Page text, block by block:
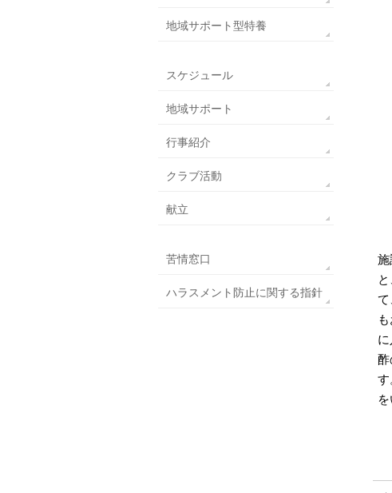
地域サポート型特養
スケジュール
地域サポート
行事紹介
クラブ活動
献立
苦情窓口
ハラスメント防止に関する指針